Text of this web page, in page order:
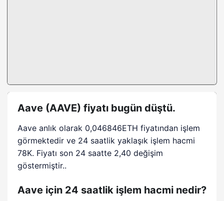
Aave (AAVE) fiyatı bugün düştü.
Aave anlık olarak 0,046846ETH fiyatından işlem
görmektedir ve 24 saatlik yaklaşık işlem hacmi
78K. Fiyatı son 24 saatte 2,40 değişim
göstermiştir..
Aave için 24 saatlik işlem hacmi nedir?